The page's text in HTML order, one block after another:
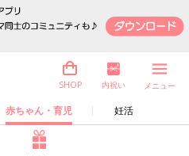
赤ちゃん・育児 妊活
SHOP 内祝い メニュー